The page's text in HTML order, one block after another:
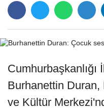
Cumhurbaşkanlığı
Burhanettin
ve Kültür